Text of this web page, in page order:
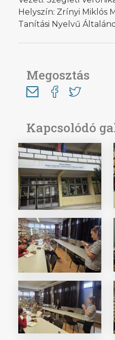
Helyszín: Zrínyi Miklós
Tanítási Nyelvű
Megosztás
Kapcsolódó